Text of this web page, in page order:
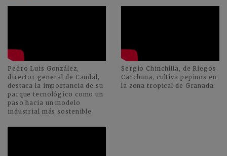
Pedro Luis González,
director general de Caudal,
destaca la importancia de su
parque tecnológico como un
paso hacia un modelo
industrial más sostenible
Sergio Chinchilla, de Riegos
Carchuna, cultiva pepinos en
la zona tropical de Granada